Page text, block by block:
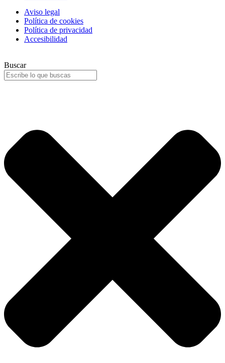
Aviso legal
Política de cookies
Política de privacidad
Accesibilidad
Buscar